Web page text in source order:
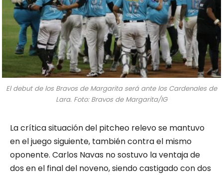
El debut de los Bravos de Margarita será ante los Cardenales de
Lara. Foto: Bravos de Margarita/IG
La crítica situación del pitcheo relevo se mantuvo
en el juego siguiente, también contra el mismo
oponente. Carlos Navas no sostuvo la ventaja de
dos en el final del noveno, siendo castigado con dos